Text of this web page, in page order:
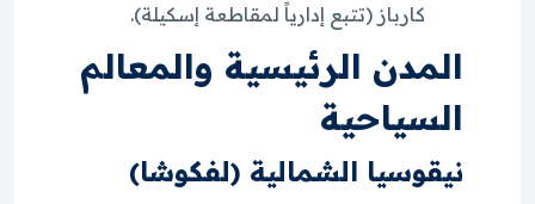
كارباز (تتبع إدارياً لمقاطعة إسكيلة).
المدن الرئيسية والمعالم
السياحية
نيقوسيا الشمالية (لفكوشا)